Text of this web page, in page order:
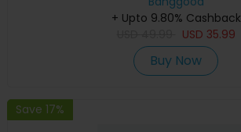
+ Upto 9.80% Cashback
USD 35.99
Buy Now
Save 17%